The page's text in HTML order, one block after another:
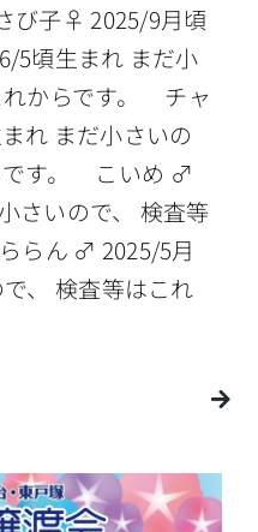
び子♀ 2025/9月頃
頃生まれ まだ小
れからです。 チャ
れ まだ小さいの
です。 こいめ ♂
さいので、 検査等
らん ♂ 2025/5月
、 検査等はこれ